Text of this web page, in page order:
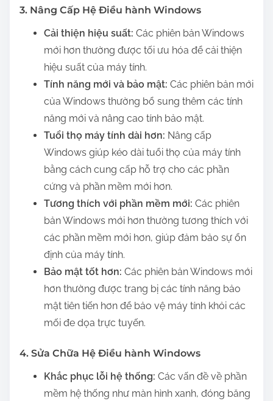
3. Nâng Cấp Hệ Điều hành Windows
Cải thiện hiệu suất: Các phiên bản Windows
mới hơn thường được tối ưu hóa để cải thiện
hiệu suất của máy tính.
Tính năng mới và bảo mật: Các phiên bản mới
của Windows thường bổ sung thêm các tính
năng mới và nâng cao tính bảo mật.
Tuổi thọ máy tính dài hơn: Nâng cấp
Windows giúp kéo dài tuổi thọ của máy tính
bằng cách cung cấp hỗ trợ cho các phần
cứng và phần mềm mới hơn.
Tương thích với phần mềm mới: Các phiên
bản Windows mới hơn thường tương thích với
các phần mềm mới hơn, giúp đảm bảo sự ổn
định của máy tính.
Bảo mật tốt hơn: Các phiên bản Windows mới
hơn thường được trang bị các tính năng bảo
mật tiên tiến hơn để bảo vệ máy tính khỏi các
mối đe dọa trực tuyến.
4. Sửa Chữa Hệ Điều hành Windows
Khắc phục lỗi hệ thống: Các vấn đề về phần
mềm hệ thống như màn hình xanh, đóng băng